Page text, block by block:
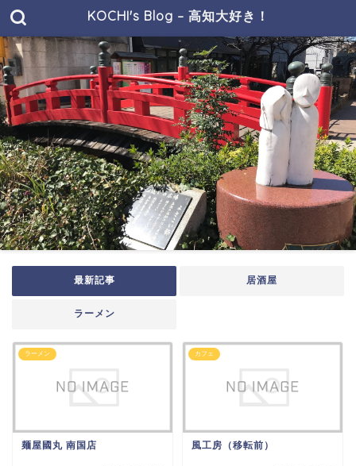
KOCHI's Blog – 高知大好き！
最新記事 居酒屋
ラーメン
ラーメン
麺屋國丸 南国店
カフェ
風工房（移転前）